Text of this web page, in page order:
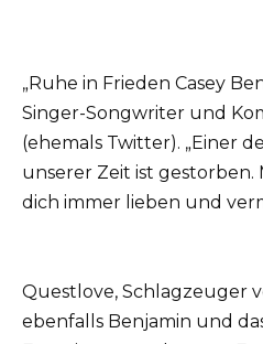
„Ruhe in Frieden Casey
Singer-Songwriter und
(ehemals Twitter). „Einer
unserer Zeit ist gestorben.
dich immer lieben und
Questlove, Schlagzeuger
ebenfalls Benjamin und